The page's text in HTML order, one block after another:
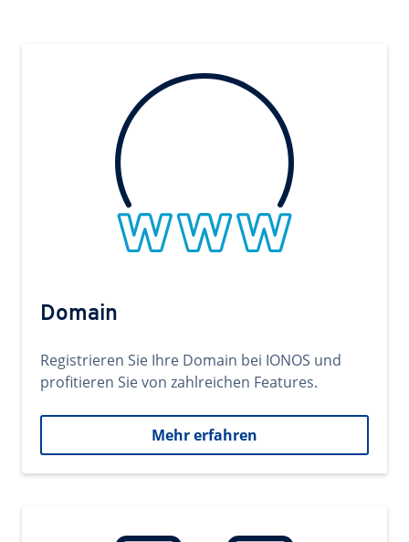
Domain
Registrieren Sie Ihre Domain bei IONOS und
profitieren Sie von zahlreichen Features.
Mehr erfahren